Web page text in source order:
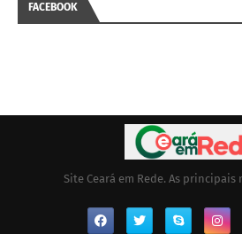
FACEBOOK
Site Ceará em Rede. As principais